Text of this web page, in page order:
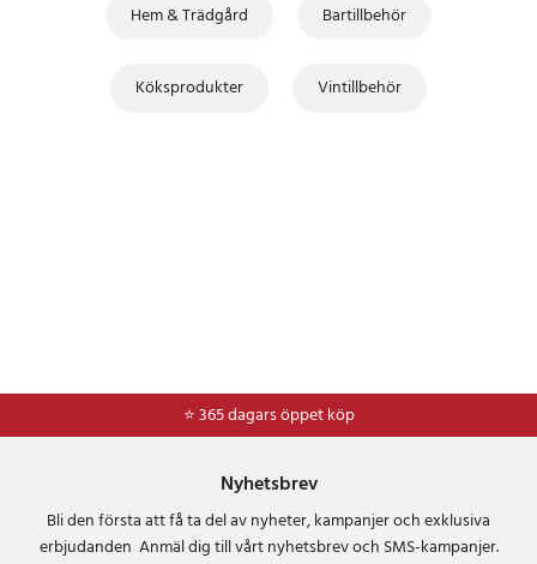
Hem & Trädgård Bartillbehör
Köksprodukter Vintillbehör
⭐ 365 dagars öppet köp
⭐Frakt 49kr *
Nyhetsbrev
Bli den första att få ta del av nyheter, kampanjer och exklusiva
erbjudanden Anmäl dig till vårt nyhetsbrev och SMS-kampanjer.